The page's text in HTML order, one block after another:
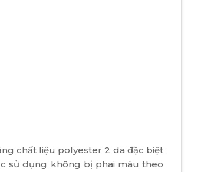
chất liệu polyester 2 da đặc biệt
sử dụng không bị phai màu theo